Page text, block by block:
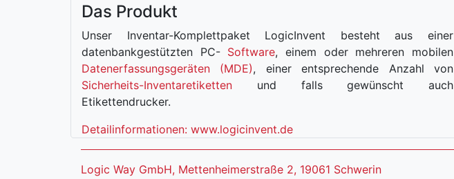
Das Produkt
Unser Inventar-Komplettpaket LogicInvent besteht aus einer
datenbankgestützten PC- Software, einem oder mehreren mobilen
Datenerfassungsgeräten (MDE), einer entsprechende Anzahl von
Sicherheits-Inventaretiketten und falls gewünscht auch
Etikettendrucker.
Detailinformationen: www.logicinvent.de
Logic Way GmbH, Mettenheimerstraße 2, 19061 Schwerin